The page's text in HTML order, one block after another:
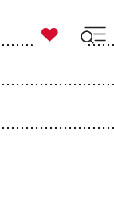

taz zahl ich